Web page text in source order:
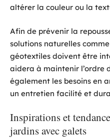
altérer la couleur ou la
Afin de prévenir la
solutions naturelles
géotextiles doivent être
aidera à maintenir l’ordre
également les besoins en
un entretien facilité et
Inspirations et
jardins avec galets